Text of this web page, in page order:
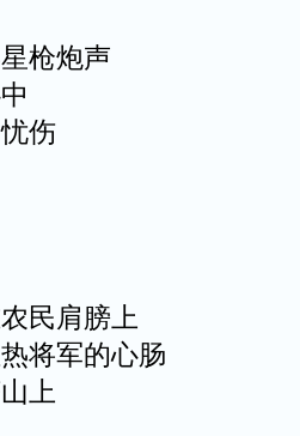
枪炮声
伤
民肩膀上
将军的心肠
上